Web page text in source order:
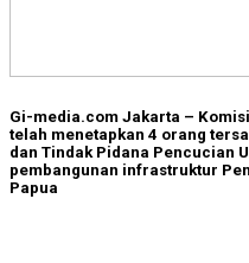
Gi-media.com Jakarta –
telah menetapkan 4 orang
dan Tindak Pidana Pencucian
pembangunan infrastruktur
Papua